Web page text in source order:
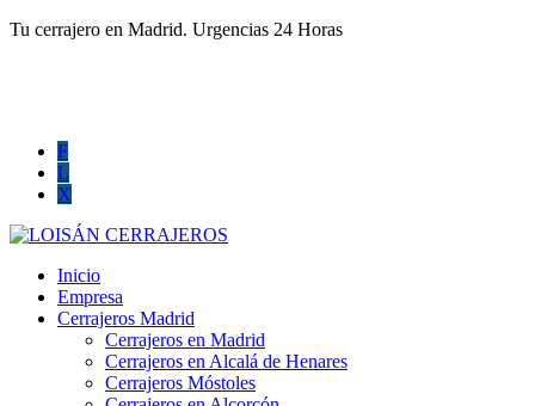
Tu cerrajero en Madrid. Urgencias 24 Horas
F
L
X
Inicio
Empresa
Cerrajeros Madrid
Cerrajeros en Madrid
Cerrajeros en Alcalá de Henares
Cerrajeros Móstoles